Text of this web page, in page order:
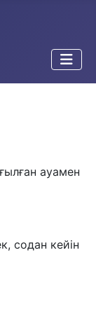
ауамен
содан кейін